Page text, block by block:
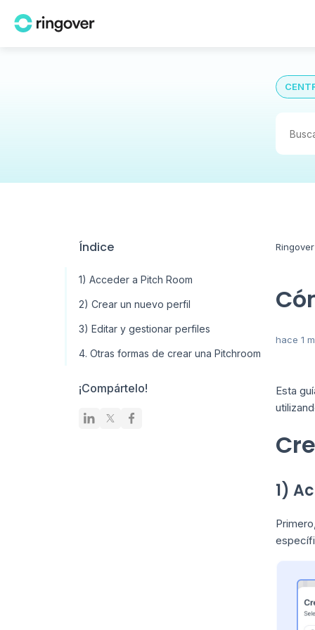
Índice
1) Acceder a Pitch Room
2) Crear un nuevo perfil
3) Editar y gestionar perfiles
4. Otras formas de crear una Pitchroom
¡Compártelo!
hace 1
Esta
1)